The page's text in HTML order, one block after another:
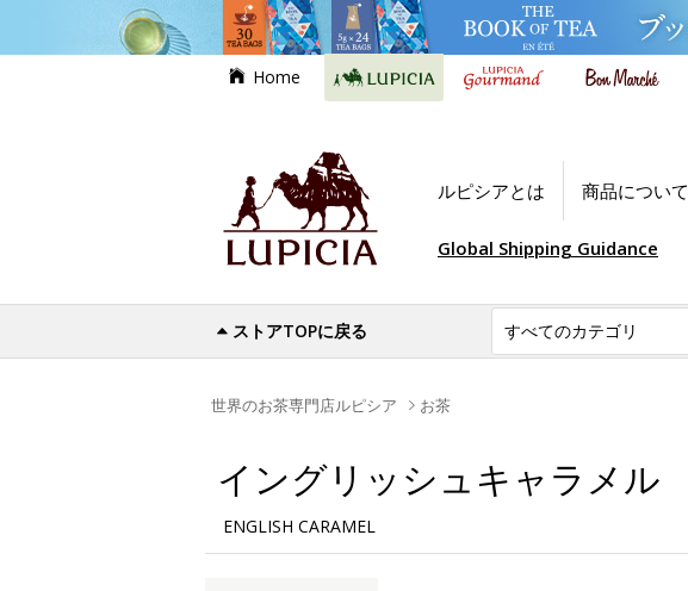
Home
ルピシアとは 商品について
Global Shipping Guidance
ストアTOPに戻る
世界のお茶専門店ルピシア お茶
イングリッシュキャラメル
ENGLISH CARAMEL